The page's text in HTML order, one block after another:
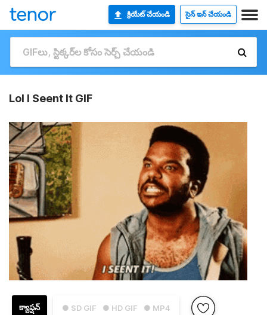
క్రియేట్ చేయండి సైన్ ఇన్ చేయండి
Lol I Seent It GIF
● SD GIF ● HD GIF ● MP4
క్యాప్షన్